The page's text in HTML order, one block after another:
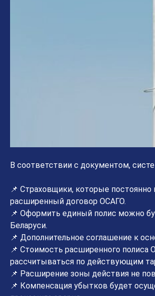
В соответствии с документом,
📌 Страховщики, которые постоянно
расширенный договор ОСАГО.
📌 Оформить единый полис можно
Беларуси.
📌 Дополнительное соглашение к
📌 Стоимость расширенного полиса
рассчитываться по действующим
📌 Расширение зоны действия не
📌 Компенсация убытков будет